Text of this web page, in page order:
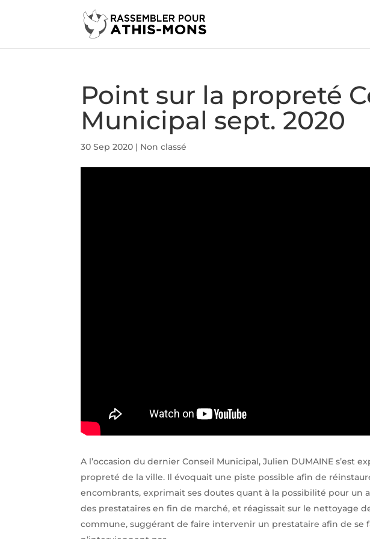
Point sur la propreté
Municipal sept. 2020
30 Sep 2020 | Non classé
A l’occasion du dernier Conseil Municipal, Julien DUMAINE s’est
propreté de la ville. Il évoquait une piste possible afin de
encombrants, exprimait ses doutes quant à la possibilité pour un
des prestataires en fin de marché, et réagissait sur le nettoyage
commune, suggérant de faire intervenir un prestataire afin de se